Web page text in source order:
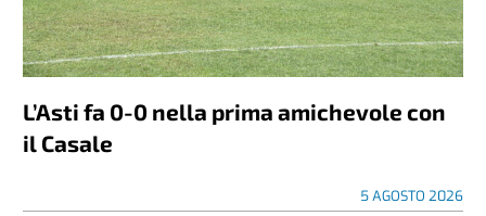
L’Asti fa 0-0 nella prima amichevole con
il Casale
5 AGOSTO 2026